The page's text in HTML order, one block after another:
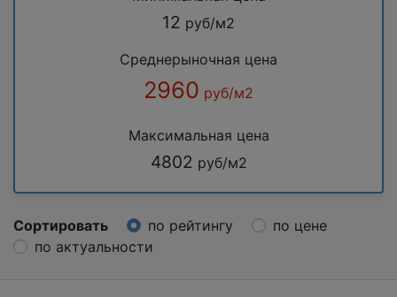
12 руб/м2
Среднерыночная цена
2960 руб/м2
Максимальная цена
4802 руб/м2
Сортировать по рейтингу
по цене
по актуальности